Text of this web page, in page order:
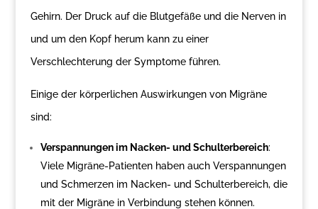
Gehirn. Der Druck auf die Blutgefäße und die Nerven in
und um den Kopf herum kann zu einer
Verschlechterung der Symptome führen.
Einige der körperlichen Auswirkungen von Migräne
sind:
Verspannungen im Nacken- und Schulterbereich:
Viele Migräne-Patienten haben auch Verspannungen
und Schmerzen im Nacken- und Schulterbereich, die
mit der Migräne in Verbindung stehen können.